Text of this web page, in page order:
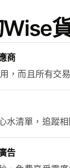
商
，而且所有交
水清單，追蹤
告